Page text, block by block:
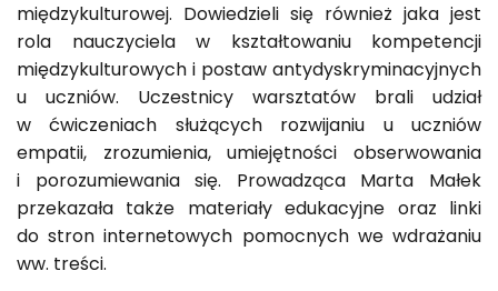
międzykulturowej. Dowiedzieli się również jaka jest
rola nauczyciela w kształtowaniu kompetencji
międzykulturowych i postaw antydyskryminacyjnych
u uczniów. Uczestnicy warsztatów brali udział
w ćwiczeniach służących rozwijaniu u uczniów
empatii, zrozumienia, umiejętności obserwowania
i porozumiewania się. Prowadząca Marta Małek
przekazała także materiały edukacyjne oraz linki
do stron internetowych pomocnych we wdrażaniu
ww. treści.